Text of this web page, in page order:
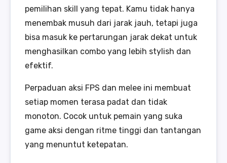
pemilihan skill yang tepat. Kamu tidak hanya
menembak musuh dari jarak jauh, tetapi juga
bisa masuk ke pertarungan jarak dekat untuk
menghasilkan combo yang lebih stylish dan
efektif.
Perpaduan aksi FPS dan melee ini membuat
setiap momen terasa padat dan tidak
monoton. Cocok untuk pemain yang suka
game aksi dengan ritme tinggi dan tantangan
yang menuntut ketepatan.